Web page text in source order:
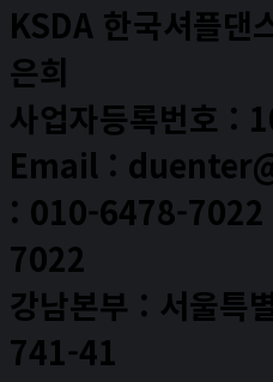
KSDA 한국셔플댄
은희
사업자등록번호 :
Email :
: 010-6478-
7022
강남본부 : 서울특
741-41